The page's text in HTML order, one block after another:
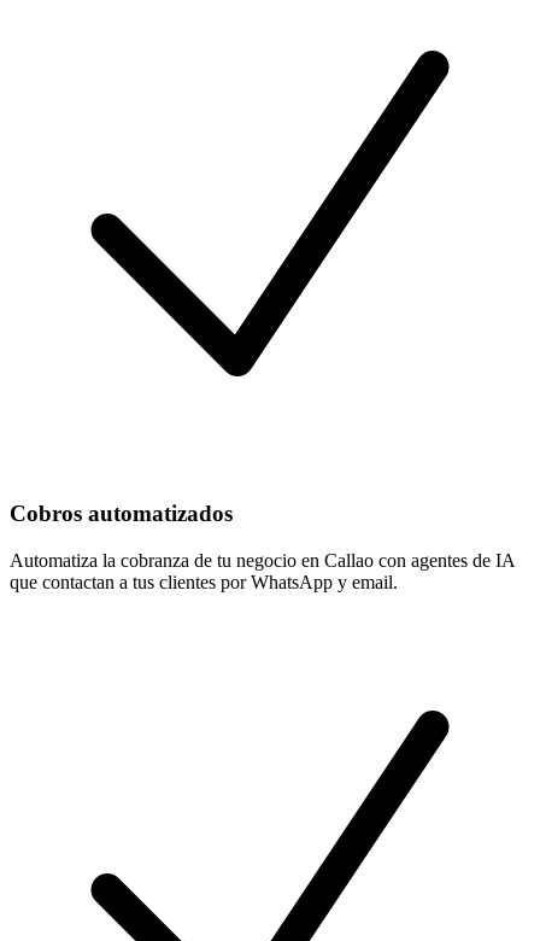
Cobros automatizados
Automatiza la cobranza de tu negocio en Callao con agentes de IA
que contactan a tus clientes por WhatsApp y email.